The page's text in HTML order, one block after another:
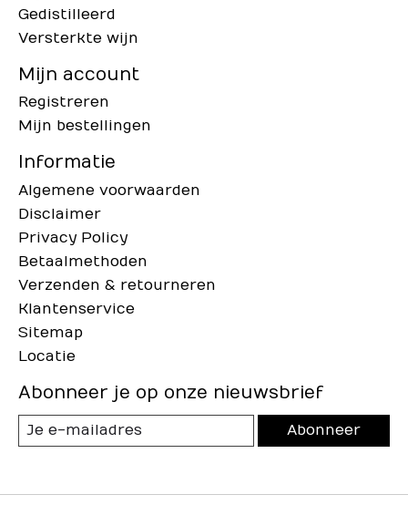
Gedistilleerd
Versterkte wijn
Mijn account
Registreren
Mijn bestellingen
Informatie
Algemene voorwaarden
Disclaimer
Privacy Policy
Betaalmethoden
Verzenden & retourneren
Klantenservice
Sitemap
Locatie
Abonneer je op onze nieuwsbrief
Abonneer